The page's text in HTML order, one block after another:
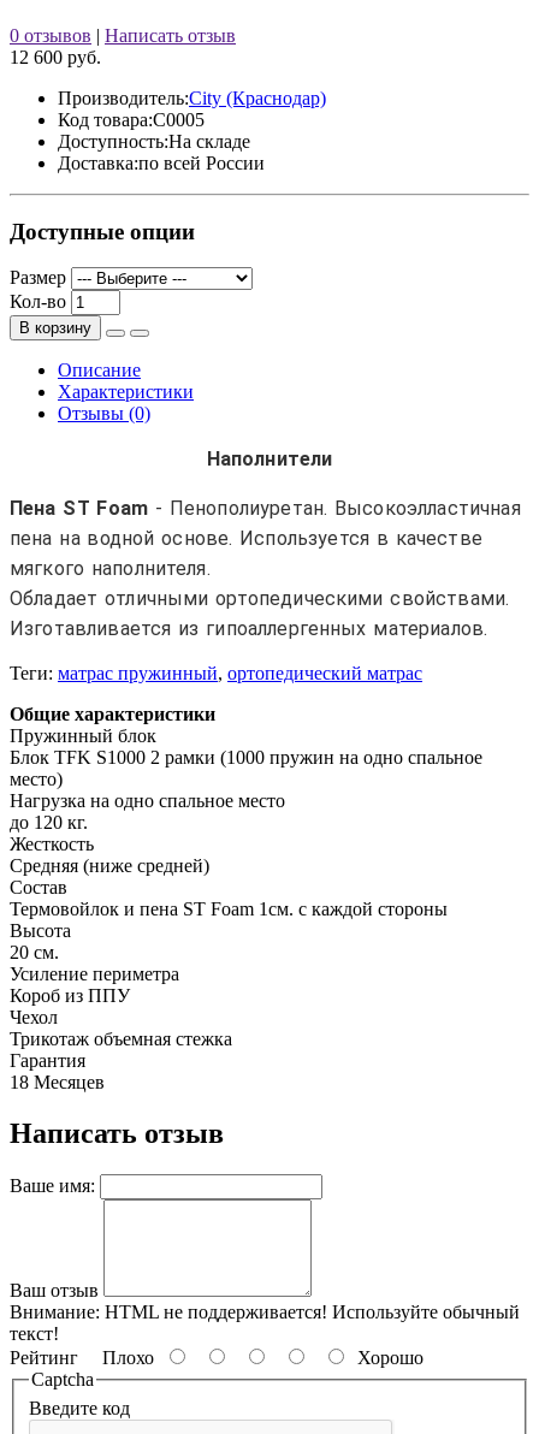
0 отзывов | Написать отзыв
12 600 руб.
Производитель:City (Краснодар)
Код товара:C0005
Доступность:На складе
Доставка:по всей России
Доступные опции
Размер
Кол-во
В корзину
Описание
Характеристики
Отзывы (0)
Наполнители
Пена ST Foam - Пенополиуретан. Высокоэлластичная
пена на водной основе. Используется в качестве
мягкого наполнителя.
Обладает отличными ортопедическими свойствами.
Изготавливается из гипоаллергенных материалов.
Теги: матрас пружинный, ортопедический матрас
Общие характеристики
Пружинный блок
Блок TFK S1000 2 рамки (1000 пружин на одно спальное
место)
Нагрузка на одно спальное место
до 120 кг.
Жесткость
Средняя (ниже средней)
Состав
Термовойлок и пена ST Foam 1см. с каждой стороны
Высота
20 см.
Усиление периметра
Короб из ППУ
Чехол
Трикотаж объемная стежка
Гарантия
18 Месяцев
Написать отзыв
Ваше имя:
Ваш отзыв
Внимание: HTML не поддерживается! Используйте обычный
текст!
Рейтинг Плохо
Хорошо
Captcha
Введите код